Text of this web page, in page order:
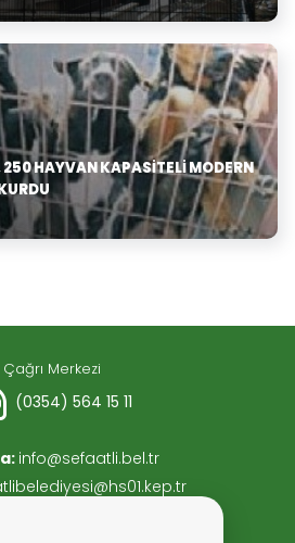
250 HAYVAN KAPASİTELİ MODERN
Çağrı Merkezi
(0354) 564 15 11
info@sefaatli.bel.tr